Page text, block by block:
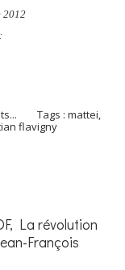
2012
Tags :mattei,
flavigny
La révolution
François